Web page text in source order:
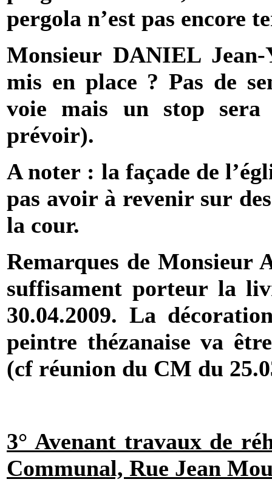
pergola n’est pas encore
Monsieur DANIEL
mis en place ? Pas de
voie mais un stop
prévoir).
A noter : la façade de
pas avoir à revenir sur
la cour.
Remarques de Monsieur
suffisament porteur la
30.04.2009. La
peintre thézanaise va
(cf réunion du CM du
3° Avenant travaux de
Communal, Rue Jean